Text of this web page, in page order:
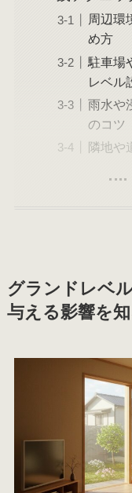
周辺環
め方
駐車場
レベル
雨水や
のコツ
隣地や
グランドレベ
与える影響を知